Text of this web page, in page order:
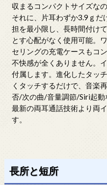
収まるコンパクトサイズな
それに、片耳わずか3.9ｇだ
担を最小限し、長時間付け
とす心配がなく使用可能。
セリングの充電ケースもコ
不快感が全くありません。
付属します。進化したタッ
くタッチするだけで、音楽
否/次の曲/音量調節/Siri起動
最新の両耳通話技術より両
す。
長所と短所